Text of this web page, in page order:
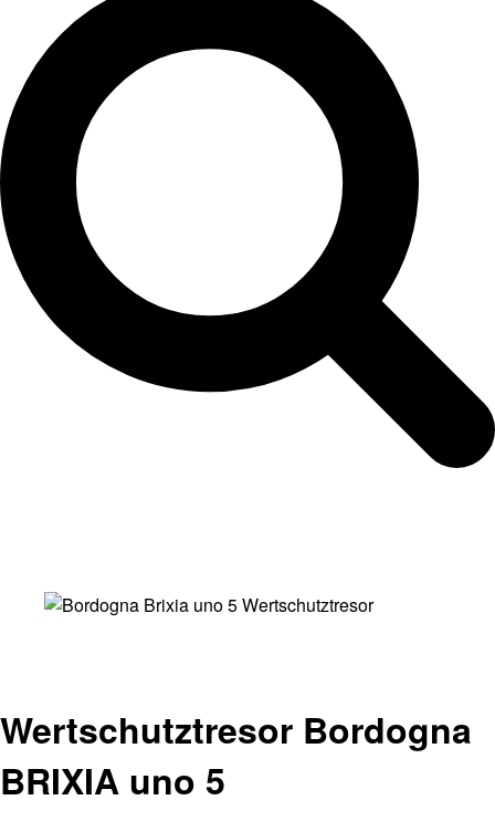
Wertschutztresor Bordogna
BRIXIA uno 5